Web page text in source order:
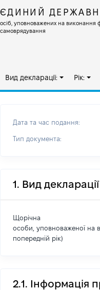
ЄДИНИЙ
осіб, уповноважених на виконання
самоврядування
Вид декларації: Рік:
Дата та час подання:
Тип документа:
1. Вид
Щорічна
особи, уповноваженої на
попередній рік)
2.1. Інформація